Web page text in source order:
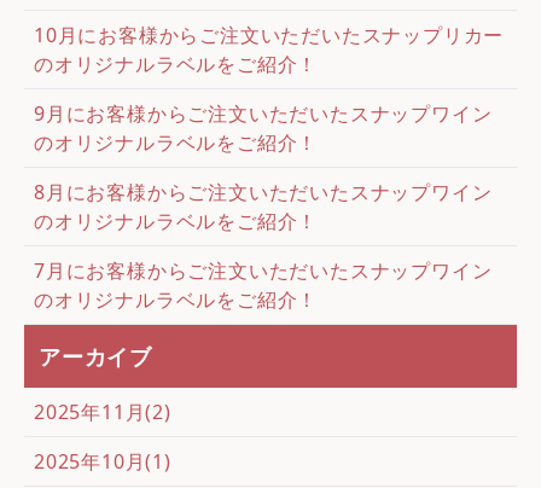
10月にお客様からご注文いただいたスナップリカー
のオリジナルラベルをご紹介！
9月にお客様からご注文いただいたスナップワイン
のオリジナルラベルをご紹介！
8月にお客様からご注文いただいたスナップワイン
のオリジナルラベルをご紹介！
7月にお客様からご注文いただいたスナップワイン
のオリジナルラベルをご紹介！
アーカイブ
2025年11月(2)
2025年10月(1)